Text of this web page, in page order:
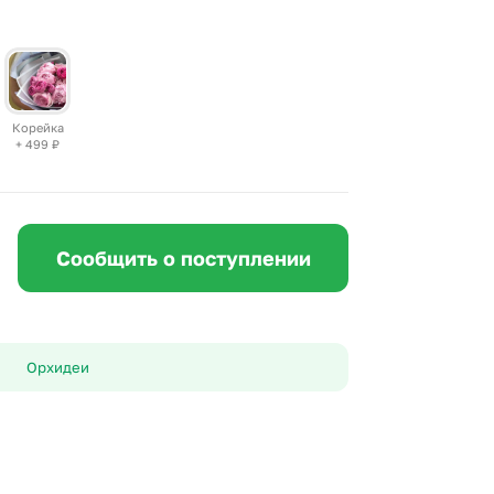
10000 рублей
пятница
Корейка
+ 499 ₽
Сообщить о поступлении
Орхидеи